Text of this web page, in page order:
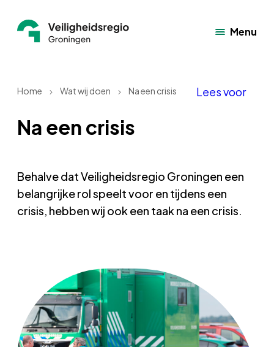
Menu
Home Wat wij doen Na een crisis Lees voor
Na een crisis
Behalve dat Veiligheidsregio Groningen een
belangrijke rol speelt voor en tijdens een
crisis, hebben wij ook een taak na een crisis.